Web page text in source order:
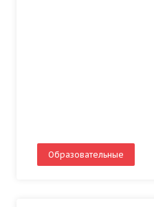
Образовательные